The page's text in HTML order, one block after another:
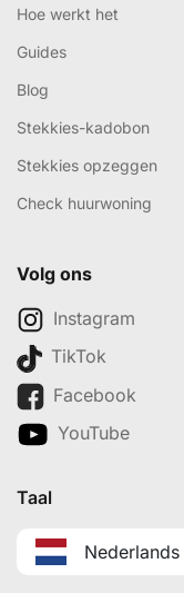
Hoe werkt het
Guides
Blog
Stekkies-kadobon
Stekkies opzeggen
Check huurwoning
Volg ons
Instagram
TikTok
Facebook
YouTube
Taal
Nederlands